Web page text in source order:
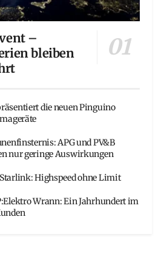
–
bleiben
die neuen Pinguino
APG und PV&B
nur geringe Auswirkungen
Highspeed ohne Limit
Wrann: Ein Jahrhundert im